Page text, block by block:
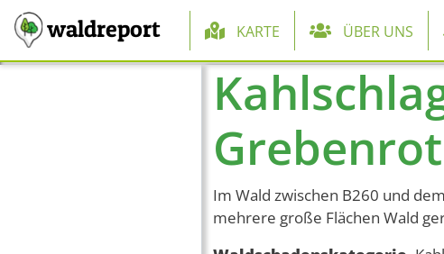
waldreport KARTE ÜBER UNS
Im Wald zwischen B260 und
mehrere große Flächen Wald